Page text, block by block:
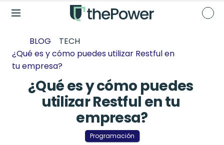
BLOG
TECH
¿Qué es y cómo puedes utilizar Restful en
tu empresa?
¿Qué es y cómo puedes
utilizar Restful en tu
empresa?
Programación